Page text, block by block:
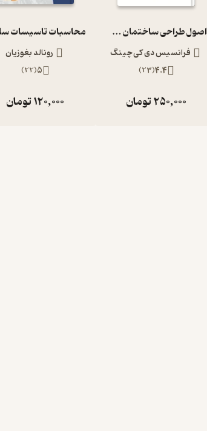
اصول طراحی ساختمان سبز معماری و تاسیسات
فرانسیس دی کی چینگ
4.4
(
23
)
250,000تومان
رونالد بغوزیان
5
(
22
)
120,000تومان